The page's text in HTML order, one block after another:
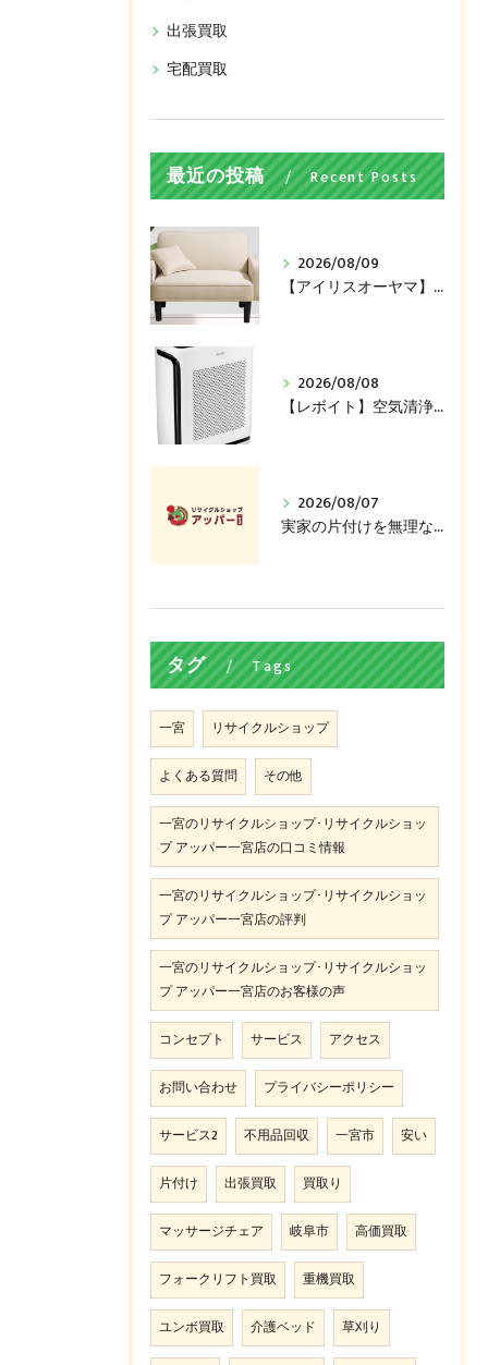
出張買取
宅配買取
最近の投稿 Recent Posts
2026/08/09
【アイリスオーヤマ】ソファ（DRSB-1S）買い取ります！
2026/08/08
【レボイト】空気清浄機（200S）買い取ります！
2026/08/07
実家の片付けを無理なく進めるコツ、捨てる前に売れるかも
タグ Tags
一宮 リサイクルショップ
よくある質問 その他
一宮のリサイクルショップ･リサイクルショッ
プ アッパー一宮店の口コミ情報
一宮のリサイクルショップ･リサイクルショッ
プ アッパー一宮店の評判
一宮のリサイクルショップ･リサイクルショッ
プ アッパー一宮店のお客様の声
コンセプト サービス アクセス
お問い合わせ プライバシーポリシー
サービス2 不用品回収 一宮市 安い
片付け 出張買取 買取り
マッサージチェア 岐阜市 高価買取
フォークリフト買取 重機買取
ユンボ買取 介護ベッド 草刈り